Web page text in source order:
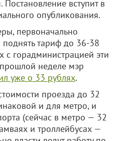
Постановление вступит в
опубликования.
первоначально
тариф до 36-38
с горадминистрацией эти
неделе мэр
уже о 33 рублях.
проезда до 32
и для метро, и
(сейчас в метро — 32
и троллейбусах —